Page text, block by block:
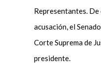
Representantes.
acusación, el
Corte Suprema de
presidente.